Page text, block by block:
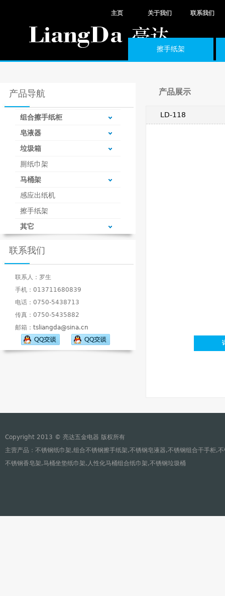
主页 关于我们 联系我们
擦手纸架
产品导航
组合擦手纸柜
皂液器
垃圾箱
厠纸巾架
马桶架
感应出纸机
擦手纸架
其它
联系我们
联系人：罗生
手机：013711680839
电话：0750-5438713
传真：0750-5435882
邮箱： tsliangda@sina.cn
产品展示
LD-118
Copyright 2013 © 亮达五金电器 版权所有
主营产品：不锈钢纸巾架,组合不锈钢擦手纸架,不锈钢皂液器,不锈钢组合干手柜,
不锈钢香皂架,马桶坐垫纸巾架,人性化马桶组合纸巾架,不锈钢垃圾桶